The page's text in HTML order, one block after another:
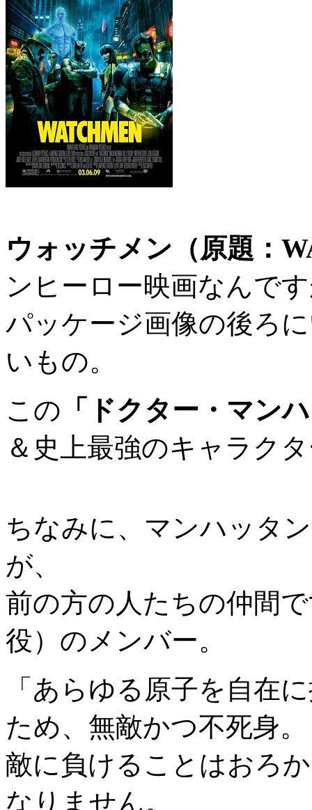
ウォッチメン（原題：
ンヒーロー映画なんで
パッケージ画像の後ろ
いもの。
この 「ドクター・マン
＆史上最強のキャラク
ちなみに、マンハッタ
が、
前の方の人たちの仲間
役）のメンバー。
「あらゆる原子を自在
ため、無敵かつ不死身。
敵に負けることはおろ
なりません。